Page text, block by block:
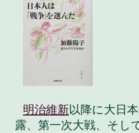
明治維新以降に大日
露、第一次大戦、そし